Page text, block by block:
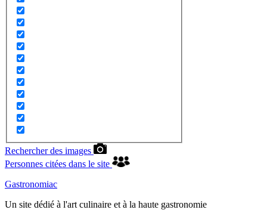
Rechercher des images
Personnes citées dans le site
Gastronomiac
Un site dédié à l'art culinaire et à la haute gastronomie